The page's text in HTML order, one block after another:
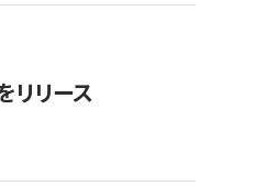
リリース